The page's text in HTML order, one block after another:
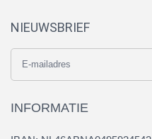
NIEUWSBRIEF
INFORMATIE